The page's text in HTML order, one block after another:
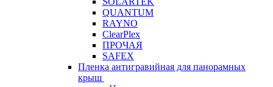
QUANTUM
RAYNO
ClearPlex
ПРОЧАЯ
SAFEX
Пленка антигравийная для панорамных
крыш